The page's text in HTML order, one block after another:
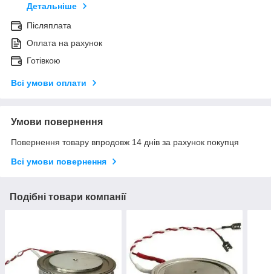
Детальніше
Післяплата
Оплата на рахунок
Готівкою
Всі умови оплати
Умови повернення
Повернення товару впродовж 14 днів за рахунок покупця
Всі умови повернення
Подібні товари компанії